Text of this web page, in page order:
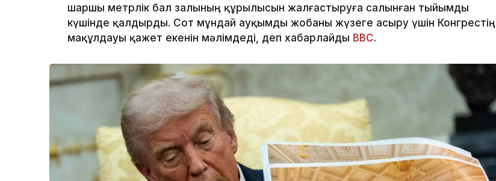
шаршы метрлік бал залының құрылысын жалғастыруға салынған тыйымды
күшінде қалдырды. Сот мұндай ауқымды жобаны жүзеге асыру үшін Конгрестің
мақұлдауы қажет екенін мәлімдеді, деп хабарлайды BBC.